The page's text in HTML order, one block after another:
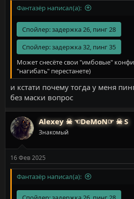
Фантазёр написал(а):
Спойлер:задержка 26, пинг 28
Спойлер:задержка 32, пинг 35
Может снесёте свои "имбовые"
"нагибать" перестанете)
и кстати почему тогда у меня
без маски вопрос
Alexey ☠ ☜DeMoN☞ ☠ S
Знакомый
16 Фев 2025
Фантазёр написал(а):